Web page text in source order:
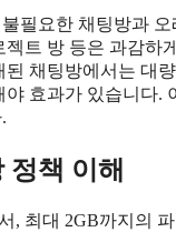
필요한 채팅방과
트 방 등은 과감하
채팅방에서는 대
효과가 있습니다.
책 이해
최대 2GB까지의